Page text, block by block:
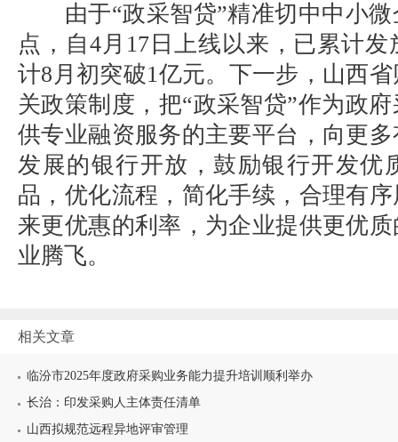
由于“政采智贷”精准切中中小微
点，自4月17日上线以来，已累计发
计8月初突破1亿元。下一步，山西
关政策制度，把“政采智贷”作为政
供专业融资服务的主要平台，向更
发展的银行开放，鼓励银行开发优
品，优化流程，简化手续，合理有
来更优惠的利率，为企业提供更优
业腾飞。
相关文章
临汾市2025年度政府采购业务能力提升培训顺利举办
长治：印发采购人主体责任清单
山西拟规范远程异地评审管理